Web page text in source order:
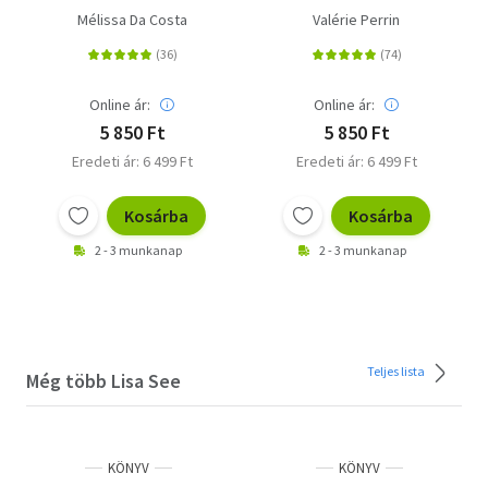
Mélissa Da Costa
Online ár:
5 850 Ft
Eredeti ár: 6 499 Ft
Kosárba
2 - 3 munkanap
Valérie Perrin
Online ár:
5 850 Ft
Eredeti ár: 6 499 Ft
Kosárba
2 - 3 munkanap
Még több Lisa See Teljes lista
KÖNYV KÖNYV